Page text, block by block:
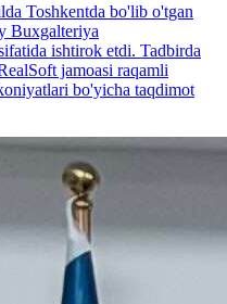
Toshkentda bo'lib o'tgan
Buxgalteriya
ishtirok etdi. Tadbirda
jamoasi raqamli
bo'yicha taqdimot